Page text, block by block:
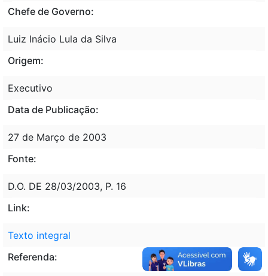
Chefe de Governo:
Luiz Inácio Lula da Silva
Origem:
Executivo
Data de Publicação:
27 de Março de 2003
Fonte:
D.O. DE 28/03/2003, P. 16
Link:
Texto integral
Referenda: